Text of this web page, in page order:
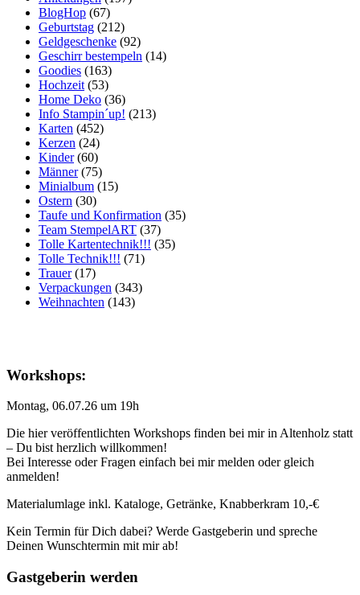
BlogHop (67)
Geburtstag (212)
Geldgeschenke (92)
Geschirr bestempeln (14)
Goodies (163)
Hochzeit (53)
Home Deko (36)
Info Stampin´up! (213)
Karten (452)
Kerzen (24)
Kinder(60)
Männer(75)
Minialbum (15)
Ostern (30)
Taufe und Konfirmation (35)
Team StempelART (37)
Tolle Kartentechnik!!! (35)
Tolle Technik!!! (71)
Trauer(17)
Verpackungen (343)
Weihnachten (143)
Workshops:
Montag, 06.07.26 um 19h
Die hier veröffentlichten Workshops finden bei mir in Altenholz statt
– Du bist herzlich willkommen!
Bei Interesse oder Fragen einfach bei mir melden oder gleich
anmelden!
Materialumlage inkl. Kataloge, Getränke, Knabberkram 10,-€
Kein Termin für Dich dabei? Werde Gastgeberin und spreche
Deinen Wunschtermin mit mir ab!
Gastgeberin werden